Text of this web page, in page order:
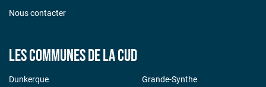
Nous contacter
Les communes de la CUD
Dunkerque Grande-Synthe